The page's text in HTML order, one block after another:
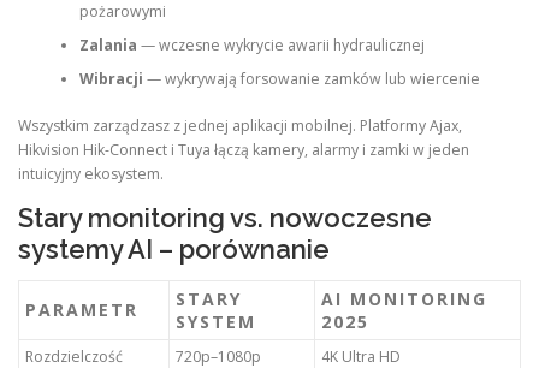
pożarowymi
Zalania — wczesne wykrycie awarii hydraulicznej
Wibracji — wykrywają forsowanie zamków lub wiercenie
Wszystkim zarządzasz z jednej aplikacji mobilnej. Platformy Ajax,
Hikvision Hik-Connect i Tuya łączą kamery, alarmy i zamki w jeden
intuicyjny ekosystem.
Stary monitoring vs. nowoczesne
systemy AI – porównanie
PARAMETR
STARY
SYSTEM
AI MONITORING
2025
Rozdzielczość 720p–1080p
4K Ultra HD